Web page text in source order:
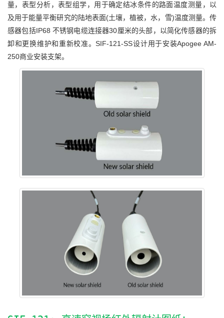
量，表型分析，表型组学，用于确定结冰条件的路面温度测量，以
及用于能量平衡研究的陆地表面(土壤，植被，水，雪)温度测量。传
感器包括IP68 不锈钢电缆连接器30厘米的头部，以简化传感器的拆
卸和更换维护和重新校准。SIF-121-SS设计用于安装Apogee AM-
250商业安装支架。